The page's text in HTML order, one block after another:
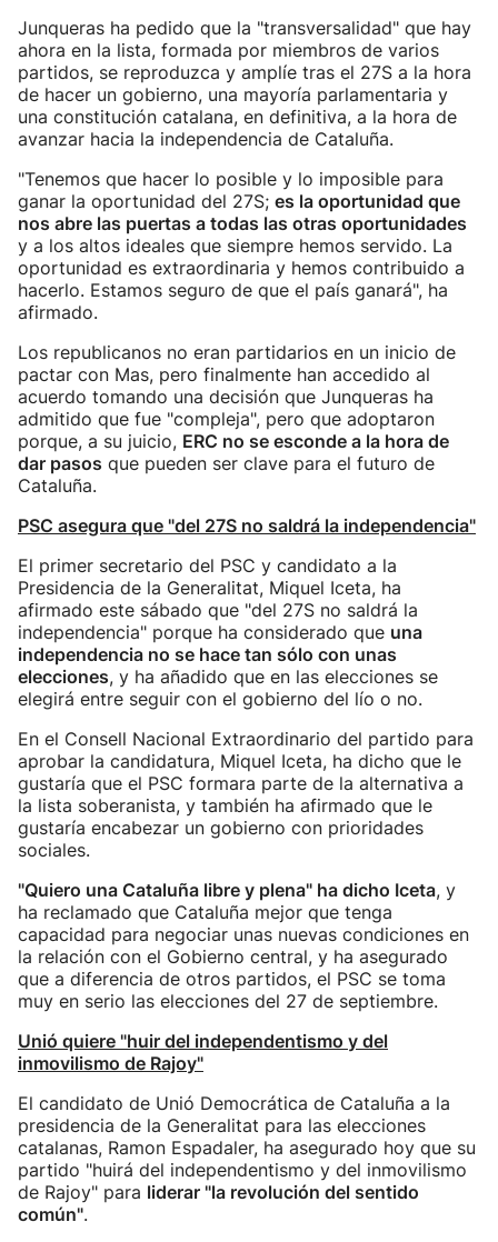
Junqueras ha pedido que la "transversalidad" que hay
ahora en la lista, formada por miembros de varios
partidos, se reproduzca y amplíe tras el 27S a la hora
de hacer un gobierno, una mayoría parlamentaria y
una constitución catalana, en definitiva, a la hora de
avanzar hacia la independencia de Cataluña.
"Tenemos que hacer lo posible y lo imposible para
ganar la oportunidad del 27S; es la oportunidad que
nos abre las puertas a todas las otras oportunidades
y a los altos ideales que siempre hemos servido. La
oportunidad es extraordinaria y hemos contribuido a
hacerlo. Estamos seguro de que el país ganará", ha
afirmado.
Los republicanos no eran partidarios en un inicio de
pactar con Mas, pero finalmente han accedido al
acuerdo tomando una decisión que Junqueras ha
admitido que fue "compleja", pero que adoptaron
porque, a su juicio, ERC no se esconde a la hora de
dar pasos que pueden ser clave para el futuro de
Cataluña.
PSC asegura que "del 27S no saldrá la independencia"
El primer secretario del PSC y candidato a la
Presidencia de la Generalitat, Miquel Iceta, ha
afirmado este sábado que "del 27S no saldrá la
independencia" porque ha considerado que una
independencia no se hace tan sólo con unas
elecciones, y ha añadido que en las elecciones se
elegirá entre seguir con el gobierno del lío o no.
En el Consell Nacional Extraordinario del partido para
aprobar la candidatura, Miquel Iceta, ha dicho que le
gustaría que el PSC formara parte de la alternativa a
la lista soberanista, y también ha afirmado que le
gustaría encabezar un gobierno con prioridades
sociales.
"Quiero una Cataluña libre y plena" ha dicho Iceta, y
ha reclamado que Cataluña mejor que tenga
capacidad para negociar unas nuevas condiciones en
la relación con el Gobierno central, y ha asegurado
que a diferencia de otros partidos, el PSC se toma
muy en serio las elecciones del 27 de septiembre.
Unió quiere "huir del independentismo y del
inmovilismo de Rajoy"
El candidato de Unió Democrática de Cataluña a la
presidencia de la Generalitat para las elecciones
catalanas, Ramon Espadaler, ha asegurado hoy que su
partido "huirá del independentismo y del inmovilismo
de Rajoy" para liderar "la revolución del sentido
común".